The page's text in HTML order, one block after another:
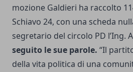
mozione Galdieri ha raccolto
Schiavo 24, con una scheda
segretario del circolo PD l’Ing.
seguito le sue parole. “Il
della vita politica di una